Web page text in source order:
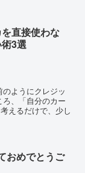
直接使わな
3選
ようにクレジッ
、「自分のカー
えるだけで、少し
おめでとうご